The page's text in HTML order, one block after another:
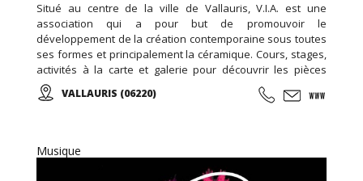
Situé au centre de la ville de Vallauris, V.I.A. est une
association qui a pour but de promouvoir le
développement de la création contemporaine sous toutes
ses formes et principalement la céramique. Cours, stages,
activités à la carte et galerie pour découvrir les pièces
d’élèves et d’artistes internationaux...
VALLAURIS (06220)
Musique